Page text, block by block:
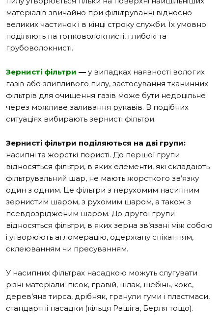
матеріалів звичайно при фільтруванні відносно
великих частинок і в кінці строку служби. Їх умовно
поділяють на тонковолокнисті, глибокі та
грубоволокнисті.
Зернисті фільтри — у випадках наявності вологих
газів або злипливого пилу, застосування тканинних
фільтрів для очищення газів може бути недоцільне
через можливе заливання рукавів. В подібних
ситуаціях вибирають зернисті фільтри.
Зернисті фільтри поділяються на дві групи:
насипні та жорсткі пористі. До першої групи
відносяться фільтри, в яких елементи, які складають
фільтрувальний шар, не мають жорсткого зв’язку
один з одним. Це фільтри з нерухомим насипним
зернистим шаром, з рухомим шаром, а також з
псевдозрідженим шаром. До другої групи
відносяться фільтри, в яких зерна зв’язані між собою
і утворюють агломерацію, одержану спіканням,
склеюванням чи пресуванням.
У насипних фільтрах насадкою можуть слугувати
різні матеріали: пісок, гравій, шлак, щебінь, кокс,
дерев’яна тирса, дрібняк, гранули гуми і пластмаси,
стандартні насадки (кільця Рашіга, Берля тощо).